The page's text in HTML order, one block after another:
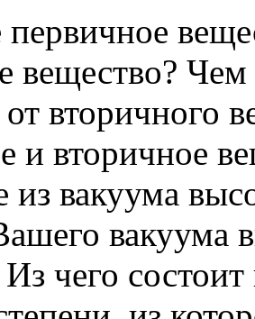
первичное
вещество?
вторичного
и вторичное
из вакуума
вакуума
чего